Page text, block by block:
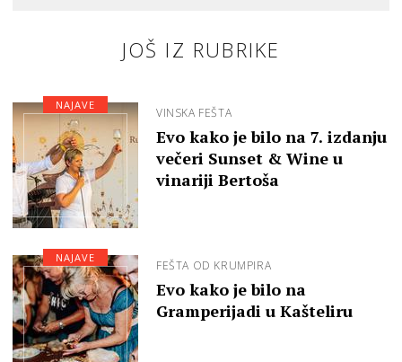
JOŠ IZ RUBRIKE
VINSKA FEŠTA
Evo kako je bilo na 7. izdanju
večeri Sunset & Wine u
vinariji Bertoša
NAJAVE
FEŠTA OD KRUMPIRA
Evo kako je bilo na
Gramperijadi u Kašteliru
NAJAVE